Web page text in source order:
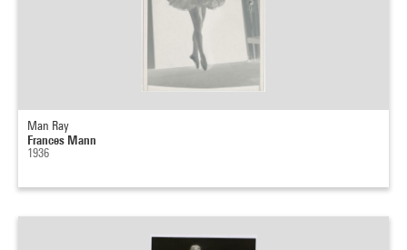
Man Ray
Frances Mann
1936